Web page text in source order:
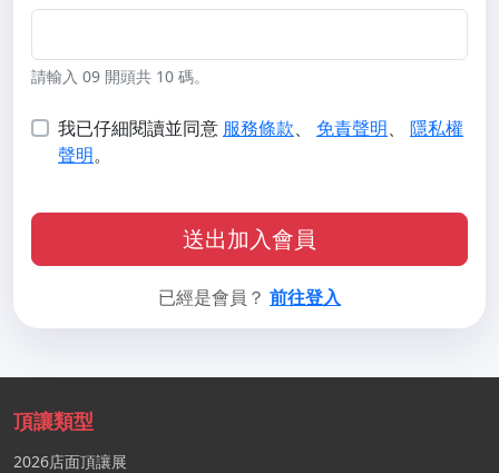
請輸入 09 開頭共 10 碼。
我已仔細閱讀並同意 服務條款、 免責聲明、 隱私權
聲明。
送出加入會員
已經是會員？ 前往登入
頂讓類型
2026店面頂讓展